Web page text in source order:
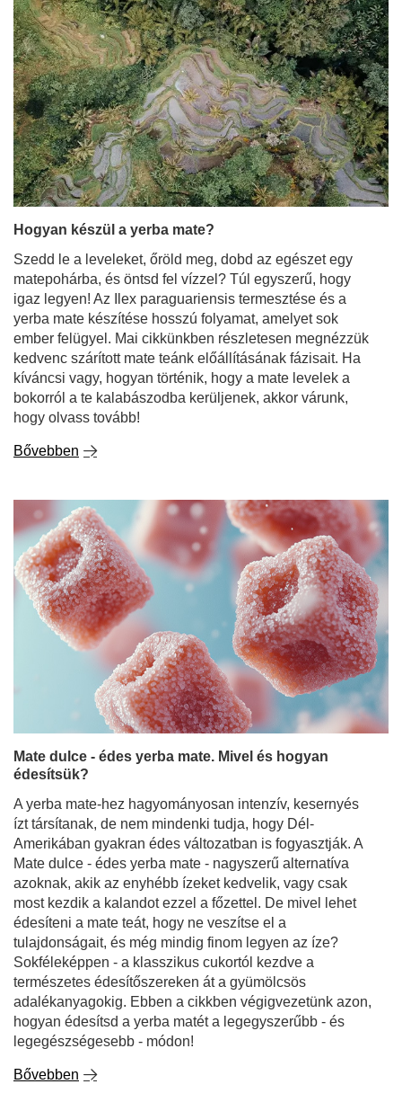
Hogyan készül a yerba mate?
Szedd le a leveleket, őröld meg, dobd az egészet egy
matepohárba, és öntsd fel vízzel? Túl egyszerű, hogy
igaz legyen! Az Ilex paraguariensis termesztése és a
yerba mate készítése hosszú folyamat, amelyet sok
ember felügyel. Mai cikkünkben részletesen megnézzük
kíváncsi vagy, hogyan történik, hogy a mate levelek a
bokorról a te kalabászodba kerüljenek, akkor várunk,
hogy olvass tovább!
Bővebben
Mate dulce - édes yerba mate. Mivel és hogyan
édesítsük?
A yerba mate-hez hagyományosan intenzív, kesernyés
ízt társítanak, de nem mindenki tudja, hogy Dél-
Amerikában gyakran édes változatban is fogyasztják. A
Mate dulce - édes yerba mate - nagyszerű alternatíva
most kezdik a kalandot ezzel a főzettel. De mivel lehet
édesíteni a mate teát, hogy ne veszítse el a
tulajdonságait, és még mindig finom legyen az íze?
Sokféleképpen - a klasszikus cukortól kezdve a
természetes édesítőszereken át a gyümölcsös
adalékanyagokig. Ebben a cikkben végigvezetünk azon,
hogyan édesítsd a yerba matét a legegyszerűbb - és
legegészségesebb - módon!
Bővebben